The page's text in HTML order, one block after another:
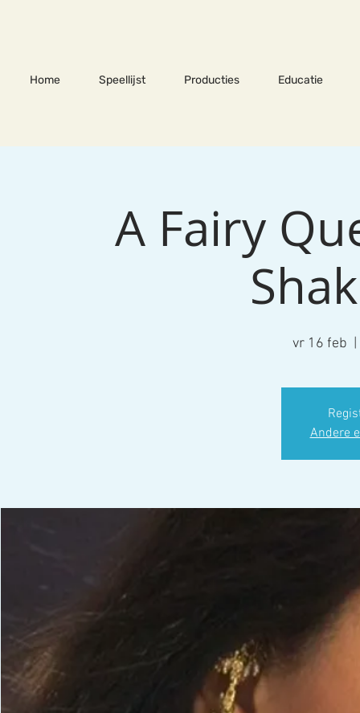
Home Speellijst Producties Educatie
A Fairy
vr 16 feb
Andere